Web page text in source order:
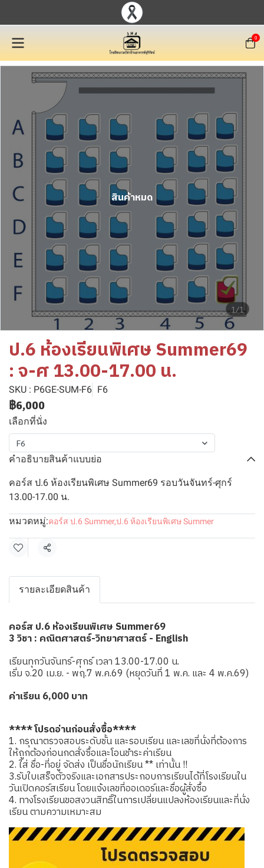
0
1/1
สินค้าหมด
ป.6 ห้องเรียนพิเศษ Summer69
: จ-ศ 13.00-17.00 น.
SKU : P6GE-SUM-F6 F6
฿6,000
เลือกที่นั่ง
F6
คำอธิบายสินค้าแบบย่อ
คอร์ส ป.6 ห้องเรียนพิเศษ Summer69 รอบวันจันทร์-ศุกร์
13.00-17.00 น.
หมวดหมู่:คอร์ส ป.6 Summer,ป.6 ห้องเรียนพิเศษ Summer
แชร์
รายละเอียดสินค้า
คอร์ส ป.6 ห้องเรียนพิเศษ Summer69
3 วิชา : คณิตศาสตร์-วิทยาศาสตร์ - English
เรียนทุกวันจันทร์-ศุกร์ เวลา 13.00-17.00 น.
เริ่ม จ.20 เม.ย. - พฤ.7 พ.ค.69 (หยุดวันที่ 1 พ.ค. และ 4 พ.ค.69)
ค่าเรียน 6,000 บาท
**** โปรดอ่านก่อนสั่งซื้อ****
1. กรุณาตรวจสอบระดับชั้น และรอบเรียน และเลขที่นั่งที่ต้องการ
ให้ถูกต้องก่อนกดสั่งซื้อและโอนชำระค่าเรียน
2. ใส่ ชื่อ-ที่อยู่ จัดส่ง เป็นชื่อนักเรียน ** เท่านั้น !!
3.รับใบเสร็จตัวจริงและเอกสารประกอบการเรียนได้ที่โรงเรียนใน
วันเปิดคอร์สเรียน โดยแจ้งเลขที่ออเดอร์และชื่อผู้สั่งซื้อ
4. ทางโรงเรียนขอสงวนสิทธิ์ในการเปลี่ยนแปลงห้องเรียนและที่นั่ง
เรียน ตามความเหมาะสม